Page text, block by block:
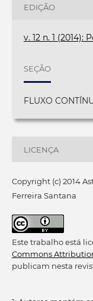
EDIÇÃO
v. 12 n. 1 (2014):
SEÇÃO
FLUXO
LICENÇA
Copyright (c) 2014
Ferreira Santana
Este trabalho está
Commons
publicam nesta